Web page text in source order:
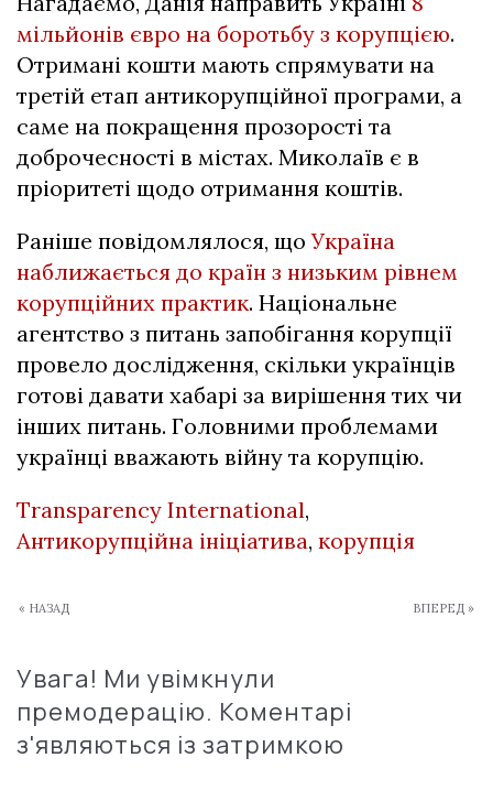
мільйонів євро на боротьбу з корупцією.
Отримані кошти мають спрямувати на
третій етап антикорупційної програми, а
саме на покращення прозорості та
доброчесності в містах. Миколаїв є в
пріоритеті щодо отримання коштів.
Раніше повідомлялося, щоУкраїна
наближається до країн з низьким рівнем
корупційних практик. Національне
агентство з питань запобігання корупції
провело дослідження, скільки українців
готові давати хабарі за вирішення тих чи
інших питань. Головними проблемами
українці вважають війну та корупцію.
Transparency International,
Антикорупційна ініціатива, корупція
« НАЗАД ВПЕРЕД »
Увага! Ми увімкнули
премодерацію. Коментарі
з'являються із затримкою